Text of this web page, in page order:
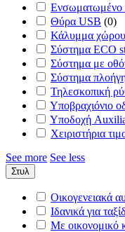
Ενσωματωμένο
Θύρα USB (0)
Κάλυμμα
Σύστημα ECO
Σύστημα με
Σύστημα
Τηλεσκοπική
Υποβραχιόνιο
Υποδοχή
Χειριστήρια
See more See less
Στυλ
Οικογενειακά
Ιδανικά για
Με οικονομικό